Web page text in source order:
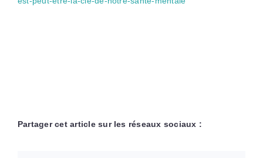
Partager cet article sur les réseaux sociaux :